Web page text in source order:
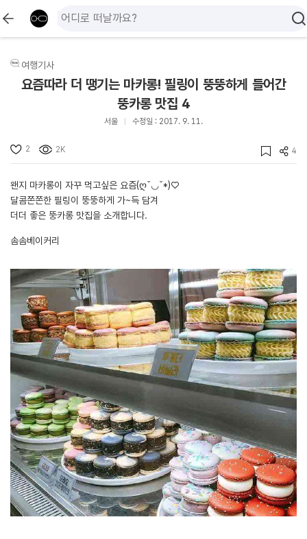
여행기사
요즘따라 더 땡기는 마카롱! 필링이 뚱뚱하게 들어간
뚱카롱 맛집 4
서울 수정일 : 2017. 9. 11.
2 2K 4
왠지 마카롱이 자꾸 먹고싶은 요즘(ღˇ◡ˇ*)♡
달콤쫀쫀한 필링이 뚱뚱하게 가~득 담겨
더더 좋은 뚱카롱 맛집을 소개합니다.
솜솜베이커리